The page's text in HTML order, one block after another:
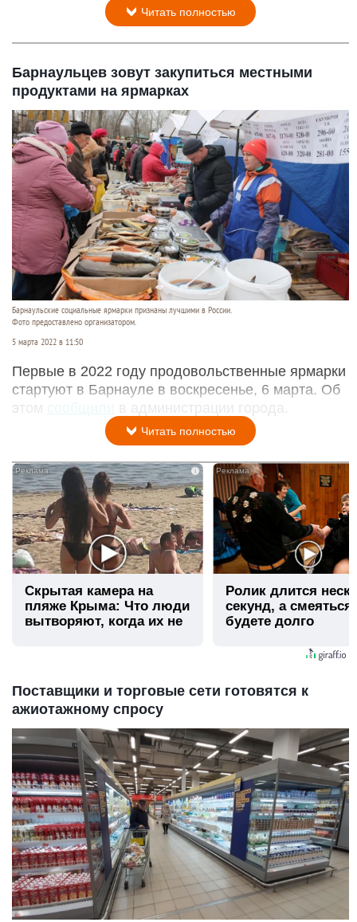
Читать полностью
Барнаульцев зовут закупиться местными
продуктами на ярмарках
Барнаульские социальные ярмарки признаны лучшими в России.
Фото предоставлено организатором.
5 марта 2022 в 11:50
Первые в 2022 году продовольственные ярмарки
стартуют в Барнауле в воскресенье, 6 марта. Об
этом
сообщили в администрации города.
Читать полностью
i
Скрытая камера на
пляже Крыма: Что люди
вытворяют, когда их не
Ролик длится
секунд, а
будете долго
Поставщики и торговые сети готовятся к
ажиотажному спросу